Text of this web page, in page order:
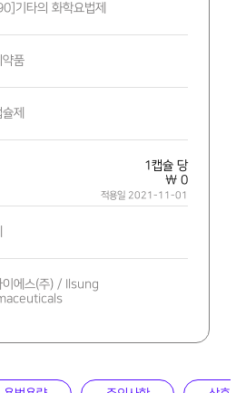
기타의 화학요법제
약품
제
1캡슐 당
₩ 0
적용일 2021-11-01
이에스(주) / Ilsung